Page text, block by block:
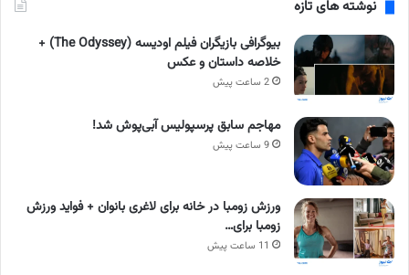
نوشته های تازه
بیوگرافی بازیگران فیلم اودیسه (The Odyssey) +
خلاصه داستان و عکس
2 ساعت پیش
مهاجم سابق پرسپولیس آبی‌پوش شد!
9 ساعت پیش
ورزش زومبا در خانه برای لاغری بانوان + فواید ورزش
زومبا برای…
11 ساعت پیش